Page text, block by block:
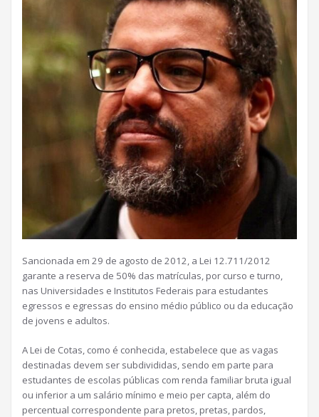
Sancionada em 29 de agosto de 2012, a Lei 12.711/2012
garante a reserva de 50% das matrículas, por curso e turno,
nas Universidades e Institutos Federais para estudantes
egressos e egressas do ensino médio público ou da educação
de jovens e adultos.
A Lei de Cotas, como é conhecida, estabelece que as vagas
destinadas devem ser subdivididas, sendo em parte para
estudantes de escolas públicas com renda familiar bruta igual
ou inferior a um salário mínimo e meio per capta, além do
percentual correspondente para pretos, pretas, pardos,